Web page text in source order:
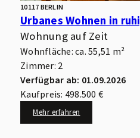
10117 BERLIN
Wohnung auf Zeit
Wohnfläche: ca. 55,51 m²
Zimmer: 2
Verfügbar ab: 01.09.2026
Kaufpreis: 498.500 €
Mehr erfahren